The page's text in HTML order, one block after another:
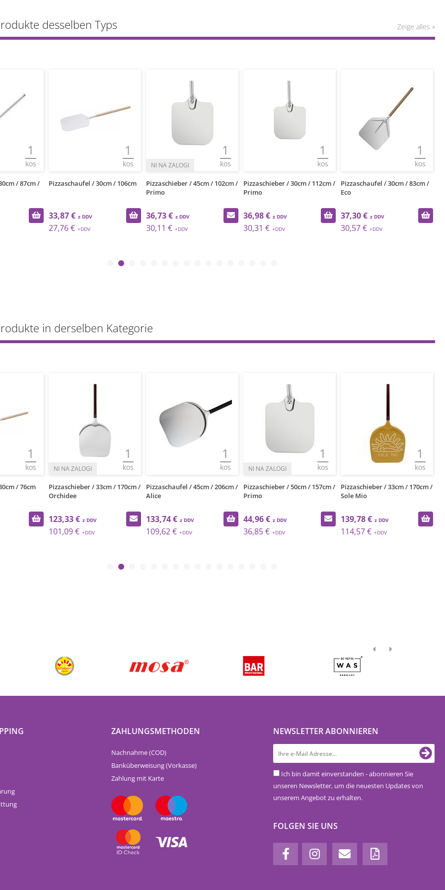
desselben Typs Zeige alles »
1
kos
/ 87cm /
1
kos
Pizzaschaufel / 30cm / 106cm
33,87 €
27,76 €
1
kos
Pizzaschieber / 45cm / 102cm /
Primo
36,73 €
30,11 €
1
kos
Pizzaschieber / 30cm / 112cm /
Primo
36,98 €
30,31 €
1
kos
Pizzaschaufel / 30cm / 83cm /
Eco
37,30 €
30,57 €
in derselben Kategorie
1
kos
/ 76cm
1
kos
Pizzaschieber / 33cm / 170cm /
Orchidee
123,33 €
101,09 €
1
kos
Pizzaschaufel / 45cm / 206cm /
Alice
133,74 €
109,62 €
1
kos
Pizzaschieber / 50cm / 157cm /
Primo
44,96 €
36,85 €
1
kos
Pizzaschieber / 33cm / 170cm /
Sole Mio
139,78 €
114,57 €
ZAHLUNGSMETHODEN
Nachnahme (COD)
Banküberweisung (Vorkasse)
Zahlung mit Karte
NEWSLETTER ABONNIEREN
Ich bin damit einverstanden - abonnieren Sie
unseren Newsletter, um die neuesten Updates von
unserem Angebot zu erhalten.
FOLGEN SIE UNS